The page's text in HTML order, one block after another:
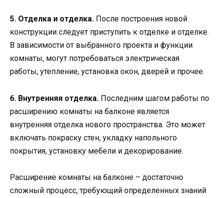
5. Отделка и отделка. После построения новой
конструкции следует приступить к отделке и отделке.
В зависимости от выбранного проекта и функции
комнаты, могут потребоваться электрическая
работы, утепление, установка окон, дверей и прочее.
6. Внутренняя отделка. Последним шагом работы по
расширению комнаты на балконе является
внутренняя отделка нового пространства. Это может
включать покраску стен, укладку напольного
покрытия, установку мебели и декорирование.
Расширение комнаты на балконе – достаточно
сложный процесс, требующий определенных знаний